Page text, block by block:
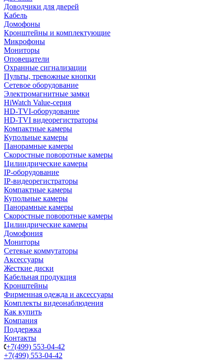
Доводчики для дверей
Кабель
Домофоны
Кронштейны и комплектующие
Микрофоны
Мониторы
Оповещатели
Охранные сигнализации
Пульты, тревожные кнопки
Сетевое оборудование
Электромагнитные замки
HiWatch Value-серия
HD-TVI-оборудование
HD-TVI видеорегистраторы
Компактные камеры
Купольные камеры
Панорамные камеры
Скоростные поворотные камеры
Цилиндрические камеры
IP-оборудование
IP-видеорегистраторы
Компактные камеры
Купольные камеры
Панорамные камеры
Скоростные поворотные камеры
Цилиндрические камеры
Домофония
Мониторы
Сетевые коммутаторы
Аксессуары
Жесткие диски
Кабельная продукция
Кронштейны
Фирменная одежда и аксессуары
Комплекты видеонаблюдения
Как купить
Компания
Поддержка
Контакты
+7(499) 553-04-42
+7(499) 553-04-42